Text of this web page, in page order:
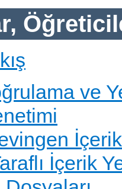
ve
İçerik
İçerik